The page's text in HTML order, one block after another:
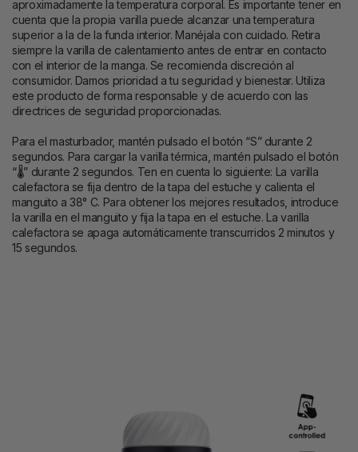
aproximadamente la temperatura corporal. Es importante tener en
cuenta que la propia varilla puede alcanzar una temperatura
superior a la de la funda interior. Manéjala con cuidado. Retira
siempre la varilla de calentamiento antes de entrar en contacto
con el interior de la manga. Se recomienda discreción al
consumidor. Damos prioridad a tu seguridad y bienestar. Utiliza
este producto de forma responsable y de acuerdo con las
directrices de seguridad proporcionadas.
Para el masturbador, mantén pulsado el botón “S” durante 2
segundos. Para cargar la varilla térmica, mantén pulsado el botón
“🌡” durante 2 segundos. Ten en cuenta lo siguiente: La varilla
calefactora se fija dentro de la tapa del estuche y calienta el
manguito a 38° C. Para obtener los mejores resultados, introduce
la varilla en el manguito y fija la tapa en el estuche. La varilla
calefactora se apaga automáticamente transcurridos 2 minutos y
15 segundos.